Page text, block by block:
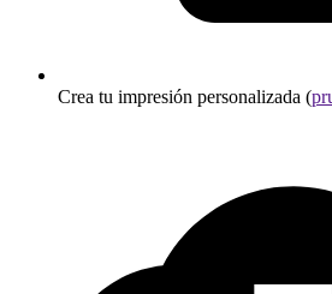
Crea tu impresión personalizada (